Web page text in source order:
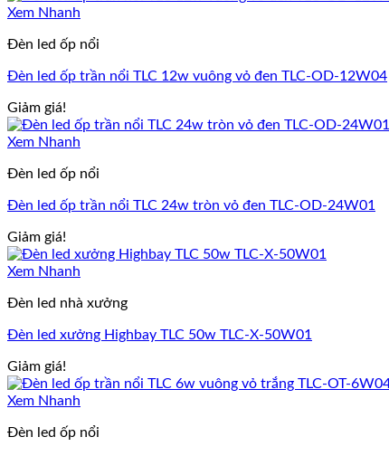
Xem Nhanh
Đèn led ốp nổi
Đèn led ốp trần nổi TLC 12w vuông vỏ đen TLC-OD-12W04
Giảm giá!
Xem Nhanh
Đèn led ốp nổi
Đèn led ốp trần nổi TLC 24w tròn vỏ đen TLC-OD-24W01
Giảm giá!
Xem Nhanh
Đèn led nhà xưởng
Đèn led xưởng Highbay TLC 50w TLC-X-50W01
Giảm giá!
Xem Nhanh
Đèn led ốp nổi